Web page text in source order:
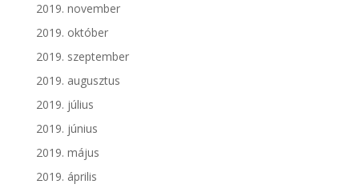
2019. november
2019. október
2019. szeptember
2019. augusztus
2019. július
2019. június
2019. május
2019. április